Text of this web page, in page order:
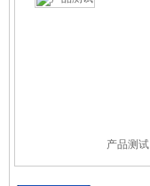
产品测试